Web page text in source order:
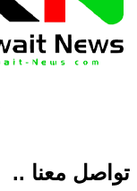
تواصل معنا ..